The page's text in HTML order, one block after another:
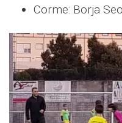
Corme: Borja